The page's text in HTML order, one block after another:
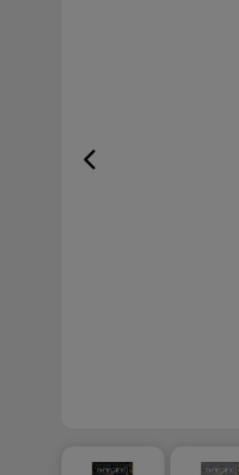
Previous